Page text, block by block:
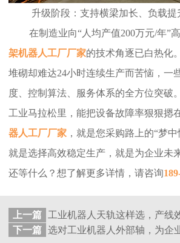
升级阶段：支持横梁加长、负载
在制造业向“人均产值200万元/年”
架机器人工厂厂家的技术角逐已白热化
堆砌却难达24小时连续生产而苦恼，一
度、控制算法、服务体系的全方位突破
工业马拉松里，能把设备故障率狠狠摁
器人工厂厂家 ，就是您采购路上的“梦
就是选择高效稳定生产，就是为企业未
还等什么？想了解更多详情，请咨询
上一篇
工业机器人天轨这样选，产线效率飙升，成
下一篇 选对工业机器人外部轴，为企业制